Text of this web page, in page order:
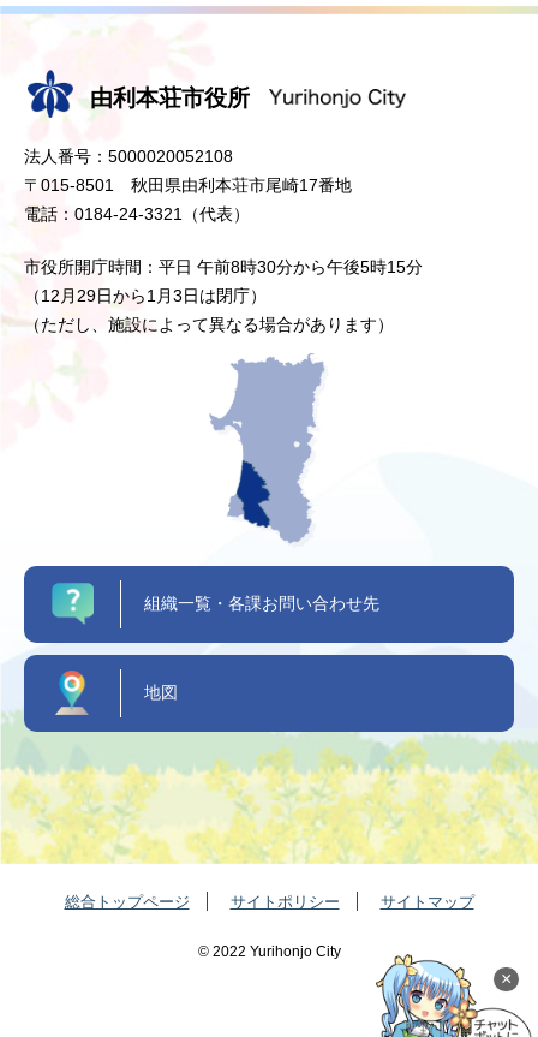
×
由利本荘市役所
法人番号：5000020052108
〒015-8501 秋田県由利本荘市尾崎17番地
電話：0184-24-3321（代表）
市役所開庁時間：平日 午前8時30分から午後5時15分
（12月29日から1月3日は閉庁）
（ただし、施設によって異なる場合があります）
組織一覧・各課お問い合わせ先
地図
総合トップページ サイトポリシー サイトマップ
©️ 2022 Yurihonjo City